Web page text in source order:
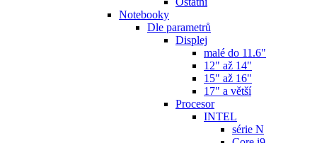
Notebooky
Dle parametrů
Displej
malé do 11.6"
12" až 14"
15" až 16"
17" a větší
Procesor
INTEL
série N